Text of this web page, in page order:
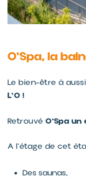
O'Spa, la
Le bien-être à
L'O !
RetrouvéO'Spa un
A l'étage de cet
Des saunas,